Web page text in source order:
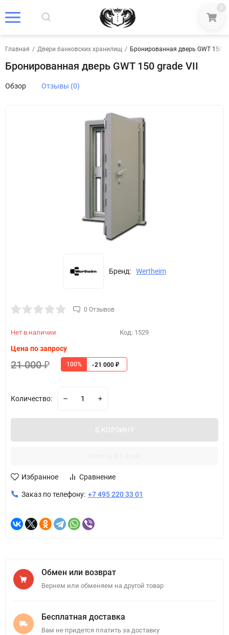
0
Главная / Двери банковских хранилищ / Бронированная дверь GWT 150
Бронированная дверь GWT 150 grade VII
Обзор Отзывы (0)
Бренд: Wertheim
0 Отзывов
Нет в наличии Код: 1529
Цена по запросу
21 000₽ 100% -21 000 ₽
Количество:
В КОРЗИНУ
Избранное Сравнение
Заказ по телефону: +7 495 220 33 01
Обмен или возврат
Вернем или обменяем на другой товар
Бесплатная доставка
Вам не придется платить за доставку